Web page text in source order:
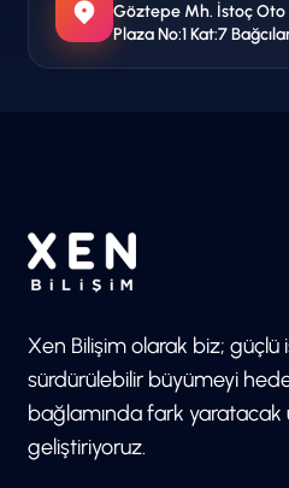
Göztepe Mh. İstoç Oto
Plaza No:1 Kat:7
Xen Bilişim olarak biz; güçlü
sürdürülebilir büyümeyi
bağlamında fark
geliştiriyoruz.